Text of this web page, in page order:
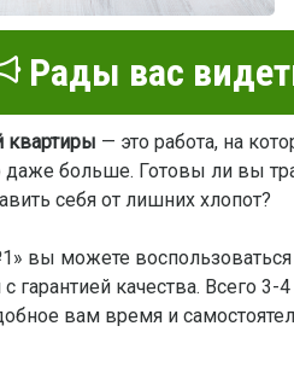
Рады вас
квартиры — это работа, на
даже больше. Готовы ли вы
себя от лишних хлопот?
вы можете воспользоваться
гарантией качества. Всего
вам время и